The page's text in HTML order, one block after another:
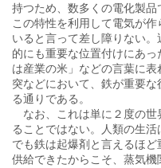
持つため、数多くの電化製
この特性を利用して電気が
いると言って差し障りない
的にも重要な位置付けにあ
は産業の米」などの言葉に
突などにおいて、鉄が重要
る通りである。
なお、これは単に２度の世
ることではない。人類の生
でも鉄は起爆剤と言えるほ
供給できたからこそ、蒸気